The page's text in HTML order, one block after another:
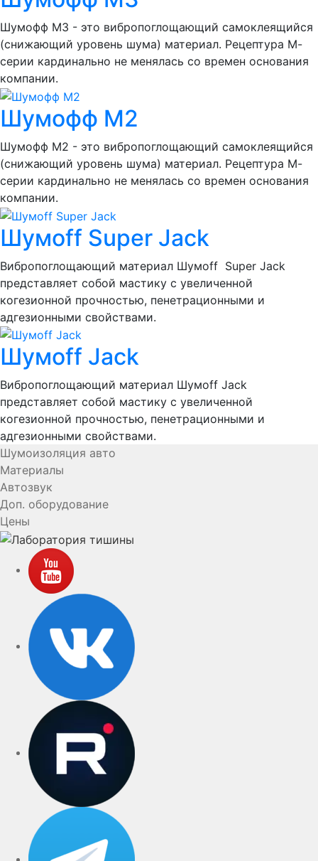
Шумофф М3 - это вибропоглощающий самоклеящийся
(снижающий уровень шума) материал. Рецептура М-
серии кардинально не менялась со времен основания
компании.
Шумофф М2
Шумофф М2 - это вибропоглощающий самоклеящийся
(снижающий уровень шума) материал. Рецептура М-
серии кардинально не менялась со времен основания
компании.
Шумоff Super Jack
Вибропоглощающий материал Шумоff Super Jack
представляет собой мастику с увеличенной
когезионной прочностью, пенетрационными и
адгезионными свойствами.
Шумоff Jack
Вибропоглощающий материал Шумоff Jack
представляет собой мастику с увеличенной
когезионной прочностью, пенетрационными и
адгезионными свойствами.
Шумоизоляция авто
Материалы
Автозвук
Доп. оборудование
Цены